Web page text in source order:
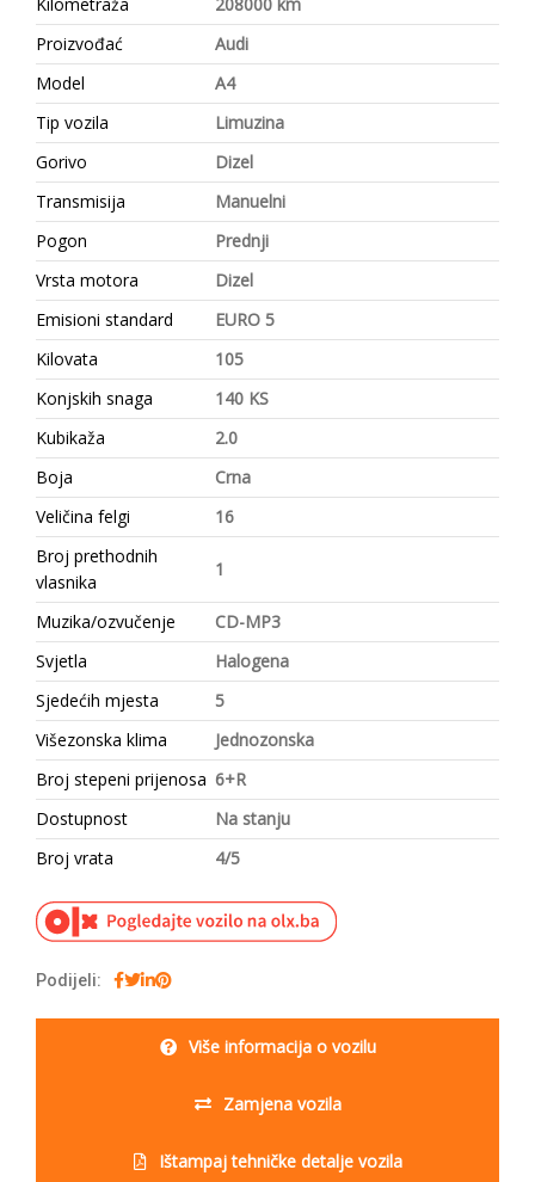
Proizvođać
Audi
Model
A4
Tip vozila
Limuzina
Gorivo
Dizel
Transmisija
Manuelni
Pogon
Prednji
Vrsta motora
Dizel
Emisioni standard
EURO 5
Kilovata
105
Konjskih snaga
140 KS
Kubikaža
2.0
Boja
Crna
Veličina felgi
16
Broj prethodnih
vlasnika
1
Muzika/ozvučenje
CD-MP3
Svjetla
Halogena
Sjedećih mjesta
5
Višezonska klima
Jednozonska
Broj stepeni prijenosa 6+R
Dostupnost
Na stanju
Broj vrata
4/5
Podijeli:
Više informacija o vozilu
Zamjena vozila
Ištampaj tehničke detalje vozila